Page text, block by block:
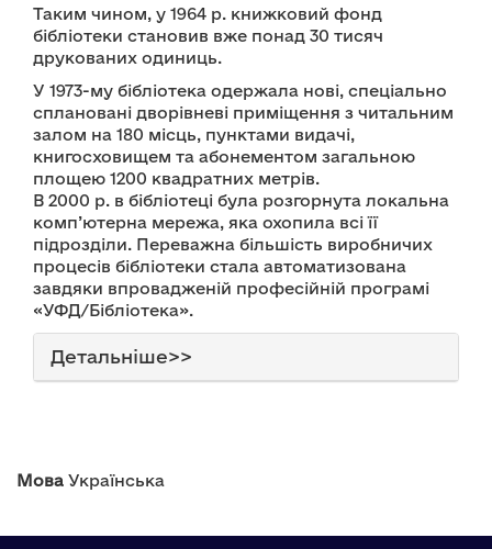
Таким чином, у 1964 р. книжковий фонд
бібліотеки становив вже понад 30 тисяч
друкованих одиниць.
У 1973-му бібліотека одержала нові, спеціально
сплановані дворівневі приміщення з читальним
залом на 180 місць, пунктами видачі,
книгосховищем та абонементом загальною
площею 1200 квадратних метрів.
В 2000 р. в бібліотеці була розгорнута локальна
комп’ютерна мережа, яка охопила всі її
підрозділи. Переважна більшість виробничих
процесів бібліотеки стала автоматизована
завдяки впровадженій професійній програмі
«УФД/Бібліотека».
Детальніше>>
Мова Українська